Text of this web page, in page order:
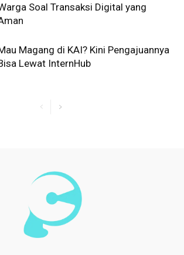
Soal Transaksi Digital yang
Magang di KAI? Kini Pengajuannya
Lewat InternHub